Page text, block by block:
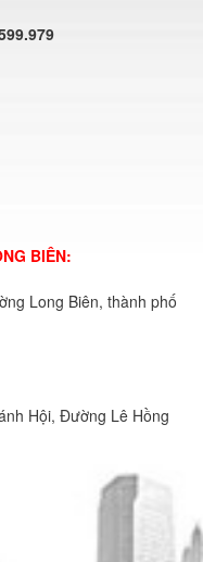
BIÊN:
Long Biên, thành phố
Hội, Đường Lê Hồng